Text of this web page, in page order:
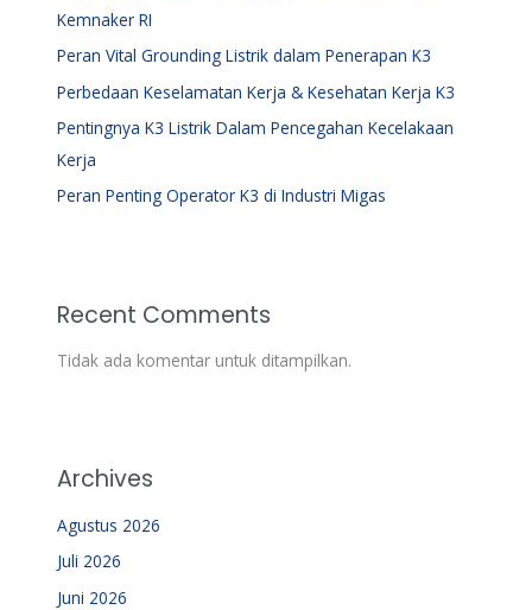
Kemnaker RI
Peran Vital Grounding Listrik dalam Penerapan K3
Perbedaan Keselamatan Kerja & Kesehatan Kerja K3
Pentingnya K3 Listrik Dalam Pencegahan Kecelakaan
Kerja
Peran Penting Operator K3 di Industri Migas
Recent Comments
Tidak ada komentar untuk ditampilkan.
Archives
Agustus 2026
Juli 2026
Juni 2026